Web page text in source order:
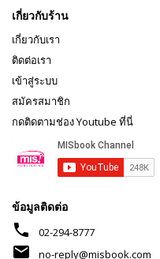
เกี่ยวกับร้าน
เกี่ยวกับเรา
ติดต่อเรา
เข้าสู่ระบบ
สมัครสมาชิก
กดติดตามช่อง Youtube ที่นี่
ข้อมูลติดต่อ
phone 02-294-8777
mail no-reply@misbook.com